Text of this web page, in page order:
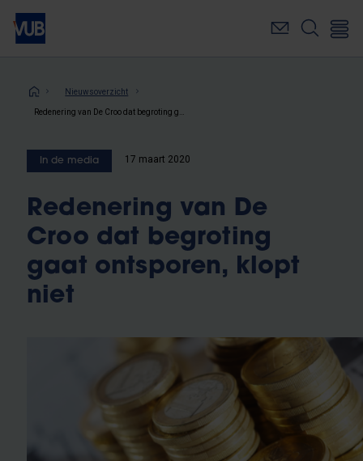
Overslaan
naar
inhoudKruimelpad
Nieuwsoverzicht
In de media 17 maart 2020
Redenering van De
Croo dat begroting
gaat ontsporen, klopt
niet